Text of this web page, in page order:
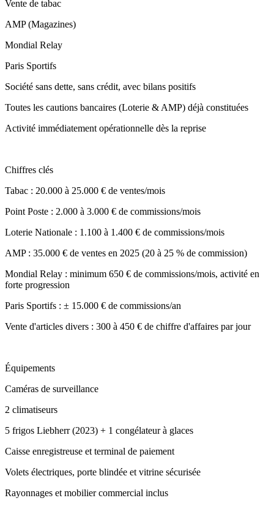
Vente de tabac
AMP (Magazines)
Mondial Relay
Paris Sportifs
Société sans dette, sans crédit, avec bilans positifs
Toutes les cautions bancaires (Loterie & AMP) déjà constituées
Activité immédiatement opérationnelle dès la reprise
Chiffres clés
Tabac : 20.000 à 25.000 € de ventes/mois
Point Poste : 2.000 à 3.000 € de commissions/mois
Loterie Nationale : 1.100 à 1.400 € de commissions/mois
AMP : 35.000 € de ventes en 2025 (20 à 25 % de commission)
Mondial Relay : minimum 650 € de commissions/mois, activité en
forte progression
Paris Sportifs : ± 15.000 € de commissions/an
Vente d'articles divers : 300 à 450 € de chiffre d'affaires par jour
Équipements
Caméras de surveillance
2 climatiseurs
5 frigos Liebherr (2023) + 1 congélateur à glaces
Caisse enregistreuse et terminal de paiement
Volets électriques, porte blindée et vitrine sécurisée
Rayonnages et mobilier commercial inclus